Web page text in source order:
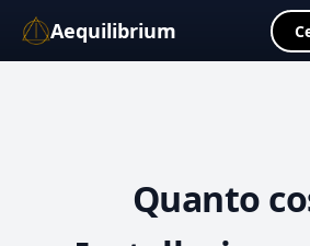
Aequilibrium
Quanto